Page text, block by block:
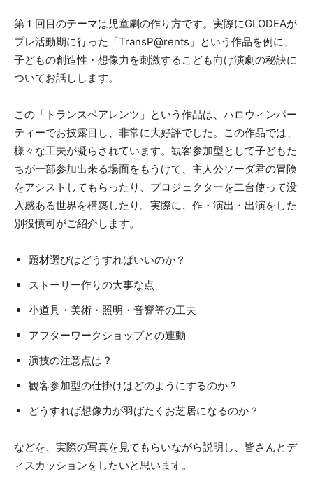
第１回目のテーマは児童劇の作り方です。実際にGLODEAが
プレ活動期に行った「TransP@rents」という作品を例に、
子どもの創造性・想像力を刺激するこども向け演劇の秘訣に
ついてお話しします。
この「トランスペアレンツ」という作品は、ハロウィンパー
ティーでお披露目し、非常に大好評でした。この作品では、
様々な工夫が凝らされています。観客参加型として子どもた
ちが一部参加出来る場面をもうけて、主人公ソーダ君の冒険
をアシストしてもらったり、プロジェクターを二台使って没
入感ある世界を構築したり。実際に、作・演出・出演をした
別役慎司がご紹介します。
題材選びはどうすればいいのか？
ストーリー作りの大事な点
小道具・美術・照明・音響等の工夫
アフターワークショップとの連動
演技の注意点は？
観客参加型の仕掛けはどのようにするのか？
どうすれば想像力が羽ばたくお芝居になるのか？
などを、実際の写真を見てもらいながら説明し、皆さんとデ
ィスカッションをしたいと思います。